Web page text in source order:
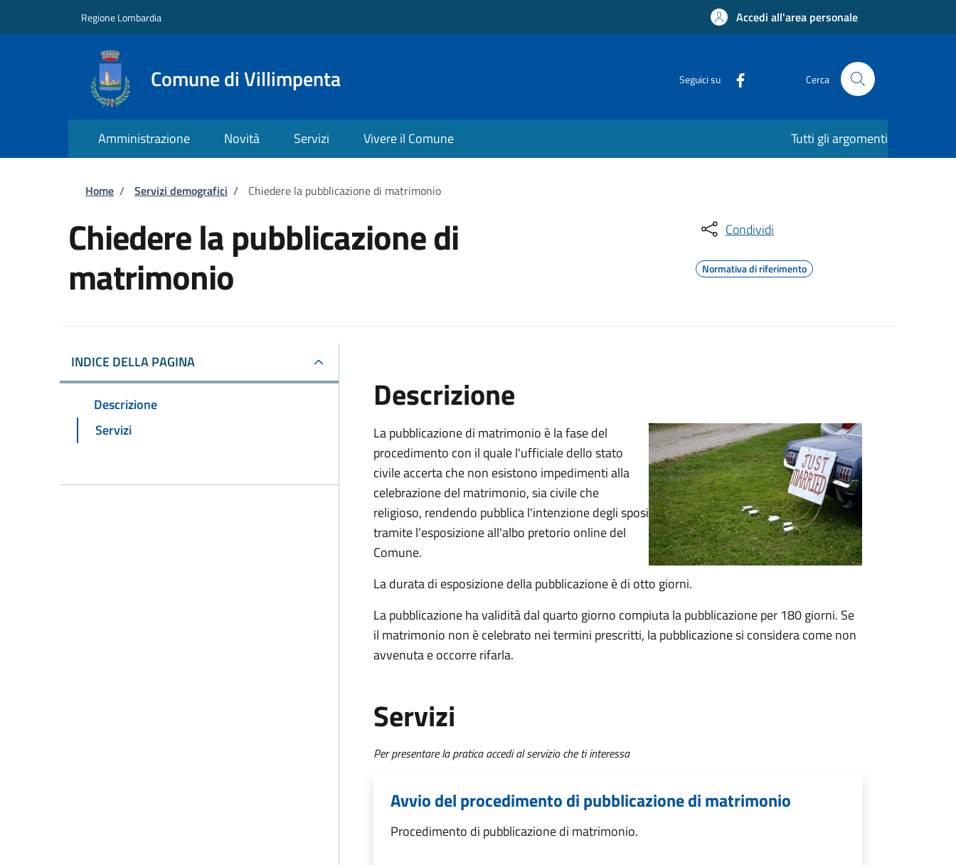
Regione Lombardia Accedi all'area personale
Comune di Villimpenta Seguici su Cerca
Amministrazione Novità Servizi Vivere il Comune Tutti gli argomenti
Briciole di pane
Home / Servizi demografici / Chiedere la pubblicazione di matrimonio
Chiedere la pubblicazione di
matrimonio
Condividi
Normativa di riferimento
INDICE DELLA PAGINA
Descrizione
Servizi
Descrizione
La pubblicazione di matrimonio è la fase del
procedimento con il quale l'ufficiale dello stato
civile accerta che non esistono impedimenti alla
celebrazione del matrimonio, sia civile che
religioso, rendendo pubblica l'intenzione degli sposi
tramite l’esposizione all'albo pretorio online del
Comune.
La durata di esposizione della pubblicazione è di otto giorni.
La pubblicazione ha validità dal quarto giorno compiuta la pubblicazione per 180 giorni. Se
il matrimonio non è celebrato nei termini prescritti, la pubblicazione si considera come non
avvenuta e occorre rifarla.
Servizi
Per presentare la pratica accedi al servizio che ti interessa
Avvio del procedimento di pubblicazione di matrimonio
Procedimento di pubblicazione di matrimonio.